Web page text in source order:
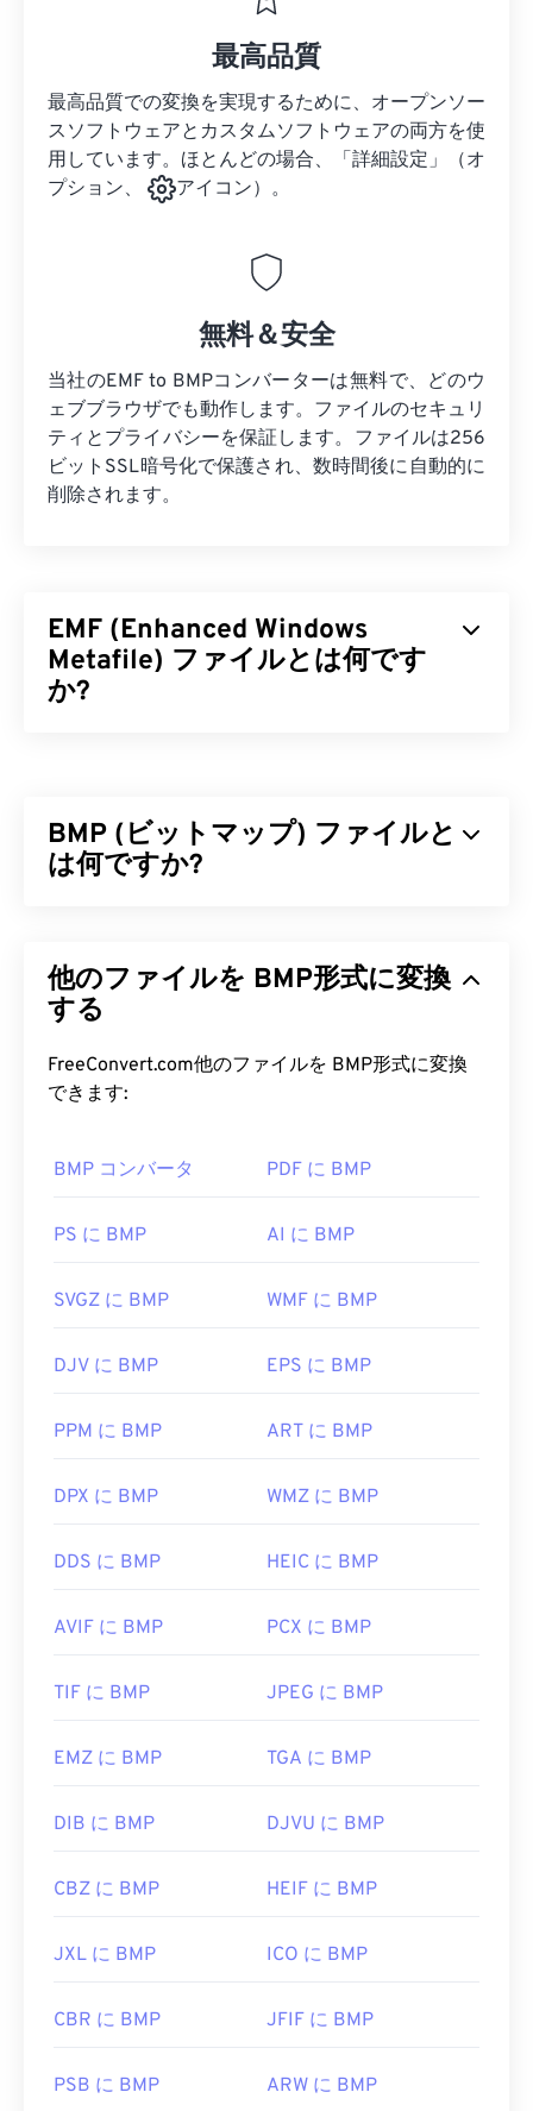
最高品質
最高品質での変換を実現するために、オープンソー
スソフトウェアとカスタムソフトウェアの両方を使
用しています。ほとんどの場合、「詳細設定」（オ
プション、
アイコン）。
無料＆安全
当社のEMF to BMPコンバーターは無料で、どのウ
ェブブラウザでも動作します。ファイルのセキュリ
ティとプライバシーを保証します。ファイルは256
ビットSSL暗号化で保護され、数時間後に自動的に
削除されます。
EMF (Enhanced Windows
Metafile) ファイルとは何です
か?
ビットの拡張カラーパレットとデバイス非依存機能
を備えたEMFは、WMFの16ビットファイル形式を
ばいいですか?
EMFを開くためのデフォルトのプログラムは
XnView MPで、これはどのプラットフォームでも動
作します。Microsoft Windows（Windows）では、
Proを お試しください。AdobeIllustratorも
の両方で利用できます。
PhotoFiltre Studio
Ability Photopaint
開発元: Microsoft
BMP (ビットマップ) ファイルと
は何ですか?
ます。BMPは、 ラスターグラフィックスと呼ばれ
るドットマトリックスデータ構造を採用しており、
ジタル出版に使用されます。ただし、圧縮されてい
ないため、BMPファイルは通常、サイズが大きく
BMP ファイルを開くにはどうすれ
BMPは Microsoftペイント
アプリケーションで簡単
に開くことができ、Microsoftオペレーティングシ
Microsoftとの関連性があるにもかかわらず、デバ
イス、オペレーティングシステム、またはアプリケ
プリケーションで作成できます。BMPファイルを
は、CorelDRAWの
使用を検討してください。BMP
には、Adobe
、MicrosoftPhotos
開発元: Microsoft Corporation
役立つリンク:
https://en.wikipedia.org/wiki/BMP_ファイルフォ
ーマット
https://docs.microsoft.com/en-
他のファイルを BMP形式に変換
する
FreeConvert.com他のファイルを BMP形式に変換
できます:
BMP コンバータ PDF に BMP
PS に BMP AI に BMP
SVGZ に BMP WMF に BMP
DJV に BMP EPS に BMP
PPM に BMP ART に BMP
DPX に BMP WMZ に BMP
DDS に BMP HEIC に BMP
AVIF に BMP PCX に BMP
TIF に BMP JPEG に BMP
EMZ に BMP TGA に BMP
DIB に BMP DJVU に BMP
CBZ に BMP HEIF に BMP
JXL に BMP ICO に BMP
CBR に BMP JFIF に BMP
PSB に BMP ARW に BMP